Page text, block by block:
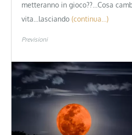
metteranno in gioco??…Cosa
vita…lasciando (continua…)
Previsioni